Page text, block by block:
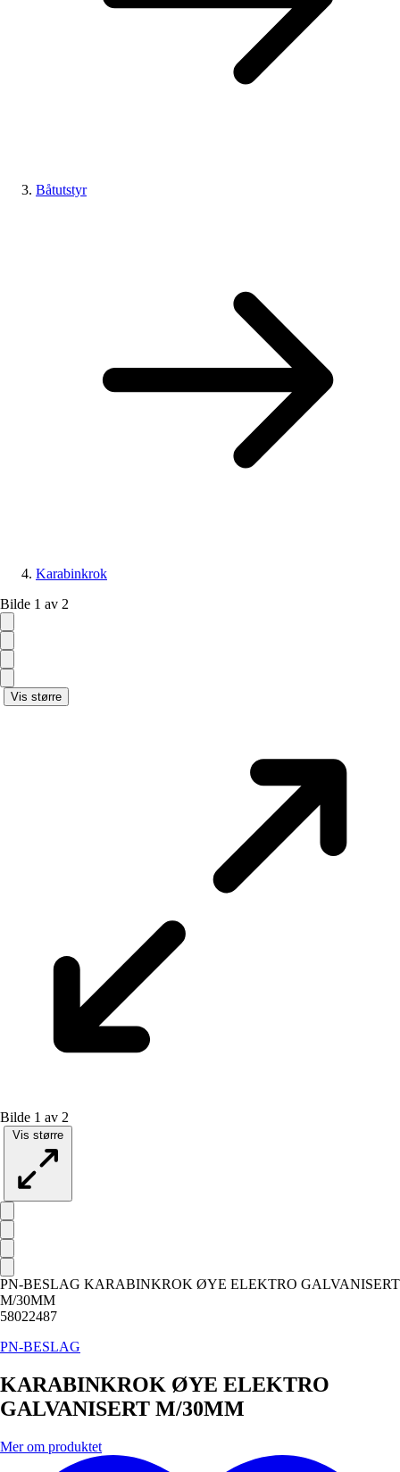
Båtutstyr
Karabinkrok
Bilde 1 av 2
Vis større
Bilde 1 av 2
Vis større
PN-BESLAG KARABINKROK ØYE ELEKTRO GALVANISERT
M/30MM
58022487
PN-BESLAG
KARABINKROK ØYE ELEKTRO
GALVANISERT M/30MM
Mer om produktet